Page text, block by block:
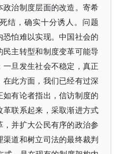
治制度层面的改造。寄希
结，确实十分诱人。问题
怕难以实现。中国社会的
主转型和制度变革可能导
旦发生社会不稳定，真正
此方面，我们已经有过深
有论者指出，信访制度的
联系起来，采取渐进方式
并扩大公民有序的政治参
道和树立司法的最终裁判